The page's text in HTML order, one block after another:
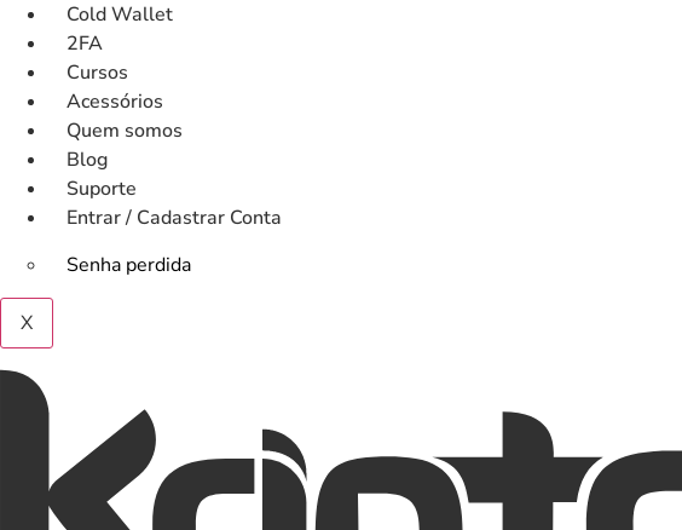
para
conteúdo
Cold Wallet
2FA
Cursos
Acessórios
Quem somos
Blog
Suporte
Entrar / Cadastrar Conta
Senha perdida
X